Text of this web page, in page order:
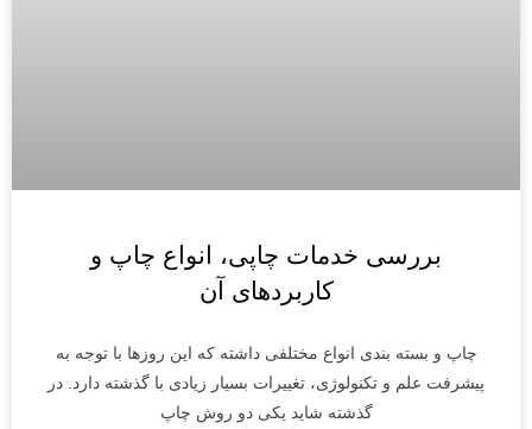
بررسی خدمات چاپی، انواع چاپ و
کاربردهای آن
چاپ و بسته بندی انواع مختلفی داشته که این روزها با توجه به
پیشرفت علم و تکنولوژی، تغییرات بسیار زیادی با گذشته دارد. در
گذشته شاید یکی دو روش چاپ